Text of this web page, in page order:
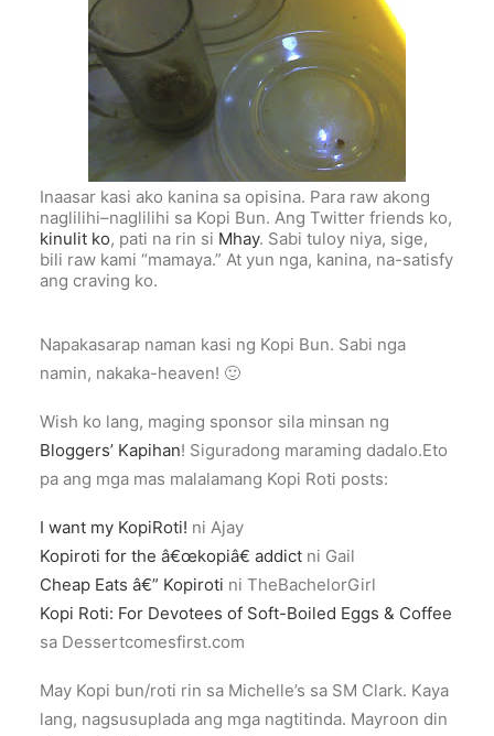
Inaasar kasi ako kanina sa opisina. Para raw akong
naglilihi–naglilihi sa Kopi Bun. Ang Twitter friends ko,
kinulit ko, pati na rin si Mhay. Sabi tuloy niya, sige,
bili raw kami “mamaya.” At yun nga, kanina, na-satisfy
ang craving ko.
Napakasarap naman kasi ng Kopi Bun. Sabi nga
namin, nakaka-heaven! 🙂
Wish ko lang, maging sponsor sila minsan ng
Bloggers’ Kapihan! Siguradong maraming dadalo.Eto
pa ang mga mas malalamang Kopi Roti posts:
I want my KopiRoti! ni Ajay
Kopiroti for the â€œkopiâ€ addict ni Gail
Cheap Eats â€” Kopiroti ni TheBachelorGirl
Kopi Roti: For Devotees of Soft-Boiled Eggs & Coffee
sa Dessertcomesfirst.com
May Kopi bun/roti rin sa Michelle’s sa SM Clark. Kaya
lang, nagsusuplada ang mga nagtitinda. Mayroon din